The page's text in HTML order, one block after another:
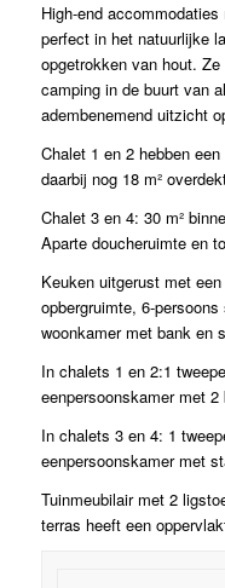
High-end
perfect in het natuurlijke
opgetrokken van hout.
camping in de buurt van
adembenemend uitzicht
Chalet 1 en 2 hebben
daarbij nog 18 m²
Chalet 3 en 4: 30 m²
Aparte doucheruimte en
Keuken uitgerust met
opbergruimte, 6-
woonkamer met bank en
In chalets 1 en 2:1
eenpersoonskamer met
In chalets 3 en 4: 1
eenpersoonskamer met
Tuinmeubilair met 2
terras heeft een